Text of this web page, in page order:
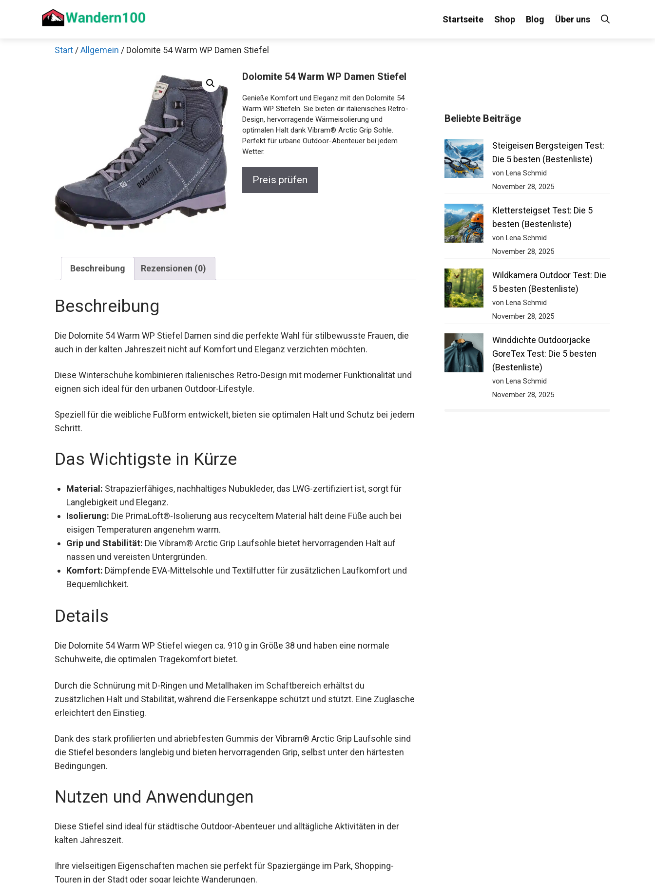
Startseite Shop Blog Über uns
Start /Allgemein / Dolomite 54 Warm WP Damen Stiefel
Dolomite 54 Warm WP Damen Stiefel
Genieße Komfort und Eleganz mit den Dolomite 54
Warm WP Stiefeln. Sie bieten dir italienisches Retro-
Design, hervorragende Wärmeisolierung und
optimalen Halt dank Vibram® Arctic Grip Sohle.
Perfekt für urbane Outdoor-Abenteuer bei jedem
Wetter.
Preis prüfen
Beschreibung Rezensionen (0)
Beschreibung
Die Dolomite 54 Warm WP Stiefel Damen sind die perfekte Wahl für stilbewusste Frauen, die
auch in der kalten Jahreszeit nicht auf Komfort und Eleganz verzichten möchten.
Diese Winterschuhe kombinieren italienisches Retro-Design mit moderner Funktionalität
und eignen sich ideal für den urbanen Outdoor-Lifestyle.
Speziell für die weibliche Fußform entwickelt, bieten sie optimalen Halt und Schutz bei
jedem Schritt.
Das Wichtigste in Kürze
Material: Strapazierfähiges, nachhaltiges Nubukleder, das LWG-zertifiziert ist, sorgt für
Langlebigkeit und Eleganz.
Isolierung: Die PrimaLoft®-Isolierung aus recyceltem Material hält deine Füße auch bei
eisigen Temperaturen angenehm warm.
Grip und Stabilität: Die Vibram® Arctic Grip Laufsohle bietet hervorragenden Halt auf
nassen und vereisten Untergründen.
Komfort: Dämpfende EVA-Mittelsohle und Textilfutter für zusätzlichen Laufkomfort und
Bequemlichkeit.
Details
Die Dolomite 54 Warm WP Stiefel wiegen ca. 910 g in Größe 38 und haben eine normale
Schuhweite, die optimalen Tragekomfort bietet.
Durch die Schnürung mit D-Ringen und Metallhaken im Schaftbereich erhältst du
zusätzlichen Halt und Stabilität, während die Fersenkappe schützt und stützt. Eine
Zuglasche erleichtert den Einstieg.
Dank des stark profilierten und abriebfesten Gummis der Vibram® Arctic Grip Laufsohle
sind die Stiefel besonders langlebig und bieten hervorragenden Grip, selbst unter den
härtesten Bedingungen.
Nutzen und Anwendungen
Diese Stiefel sind ideal für städtische Outdoor-Abenteuer und alltägliche Aktivitäten in der
kalten Jahreszeit.
Ihre vielseitigen Eigenschaften machen sie perfekt für Spaziergänge im Park, Shopping-
Touren in der Stadt oder sogar leichte Wanderungen.
Beliebte Beiträge
Steigeisen Bergsteigen Test:
Die 5 besten (Bestenliste)
von Lena Schmid
November 28, 2025
Klettersteigset Test: Die 5
besten (Bestenliste)
von Lena Schmid
November 28, 2025
Wildkamera Outdoor Test: Die
5 besten (Bestenliste)
von Lena Schmid
November 28, 2025
Winddichte Outdoorjacke
GoreTex Test: Die 5 besten
(Bestenliste)
von Lena Schmid
November 28, 2025
Jetzt anschauen